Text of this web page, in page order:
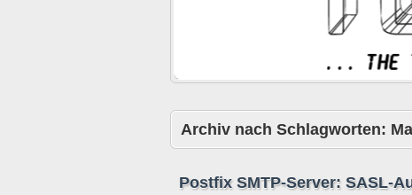
Archiv nach Schlagworten:
Postfix SMTP-Server: SASL-